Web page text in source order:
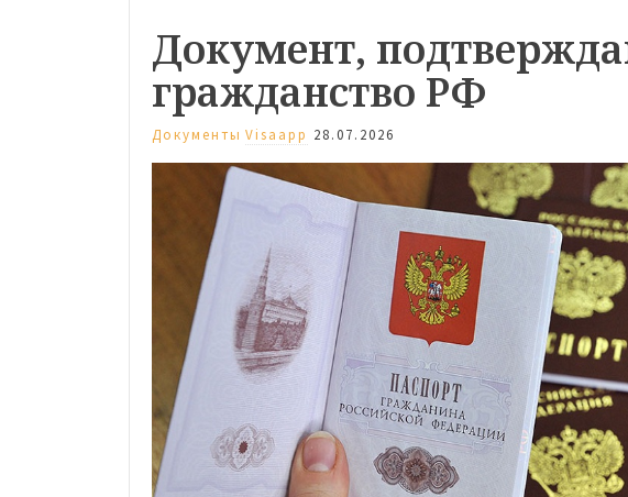
Документ,
гражданство РФ
Документы Visaapp 28.07.2026